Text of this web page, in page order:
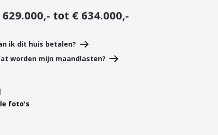
Leer ons kennen
Banken
629.000,- tot € 634.000,-
ik dit huis betalen?
worden mijn maandlasten?
foto's